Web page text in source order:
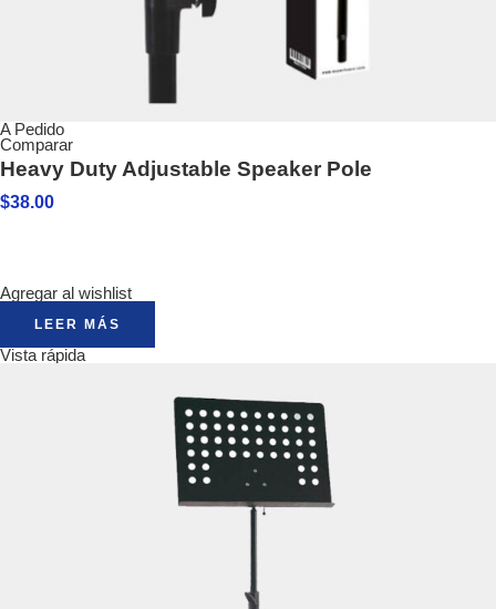
A Pedido
Comparar
Heavy Duty Adjustable Speaker Pole
$38.00
Agregar al wishlist
LEER MÁS
Vista rápida